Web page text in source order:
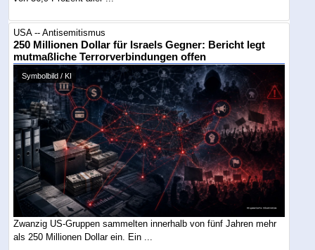
USA -- Antisemitismus
250 Millionen Dollar für Israels Gegner: Bericht legt
mutmaßliche Terrorverbindungen offen
Symbolbild / KI
Zwanzig US-Gruppen sammelten innerhalb von fünf Jahren mehr
als 250 Millionen Dollar ein. Ein ...